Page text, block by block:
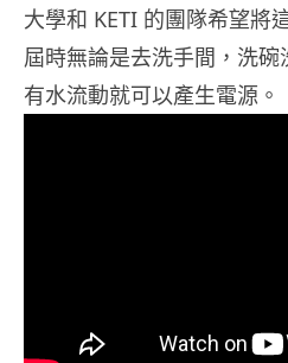
大學和 KETI 的團隊希望將
屆時無論是去洗手間，洗
有水流動就可以產生電源。